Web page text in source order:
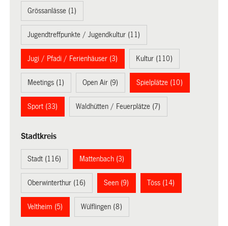
Grössanlässe (1)
Jugendtreffpunkte / Jugendkultur (11)
Jugi / Pfadi / Ferienhäuser (3) Kultur (110)
Meetings (1) Open Air (9) Spielplätze (10)
Sport (33) Waldhütten / Feuerplätze (7)
Stadtkreis
Stadt (116) Mattenbach (3)
Oberwinterthur (16) Seen (9) Töss (14)
Veltheim (5) Wülflingen (8)